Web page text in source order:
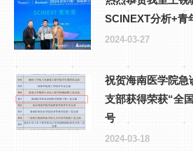
SCINEXT分析+青
2024-03-27
祝贺海南医学院急
支部获得荣获“全
号
2024-03-18